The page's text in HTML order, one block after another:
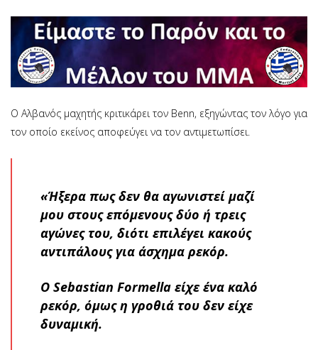
O Αλβανός μαχητής κριτικάρει τον Benn, εξηγώντας τον λόγο για
τον οποίο εκείνος αποφεύγει να τον αντιμετωπίσει.
«Ήξερα πως δεν θα αγωνιστεί μαζί
μου στους επόμενους δύο ή τρεις
αγώνες του, διότι επιλέγει κακούς
αντιπάλους για άσχημα ρεκόρ.
Ο Sebastian Formella είχε ένα καλό
ρεκόρ, όμως η γροθιά του δεν είχε
δυναμική.